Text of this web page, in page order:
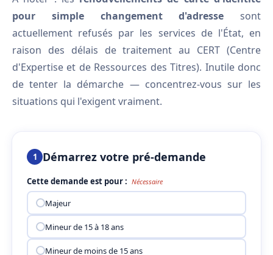
pour simple changement d'adresse sont
actuellement refusés par les services de l'État, en
raison des délais de traitement au CERT (Centre
d'Expertise et de Ressources des Titres). Inutile donc
de tenter la démarche — concentrez-vous sur les
situations qui l'exigent vraiment.
1 Démarrez votre pré-demande
Cette demande est pour : Nécessaire
Majeur
Mineur de 15 à 18 ans
Mineur de moins de 15 ans